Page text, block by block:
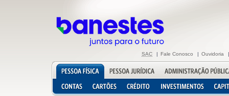
SAC | Fale Conosco | Ouvidoria |